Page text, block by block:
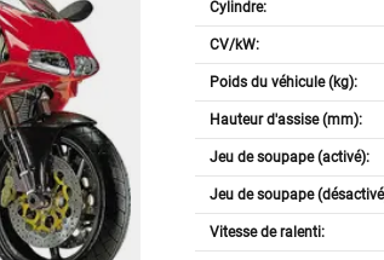
Cylindre:
CV/kW:
Poids du véhicule (kg):
Hauteur d'assise (mm):
Jeu de soupape (activé):
Jeu de soupape
Vitesse de ralenti: